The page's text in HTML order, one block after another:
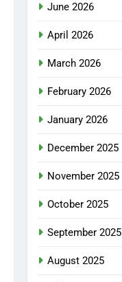
June 2026
April 2026
March 2026
February 2026
January 2026
December 2025
November 2025
October 2025
September 2025
August 2025